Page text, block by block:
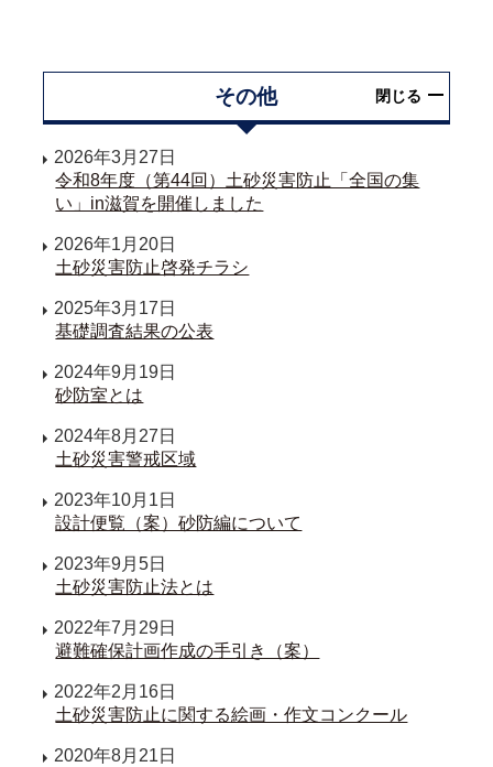
その他 閉じる
2026年3月27日
令和8年度（第44回）土砂災害防止「全国の集
い」in滋賀を開催しました
2026年1月20日
土砂災害防止啓発チラシ
2025年3月17日
基礎調査結果の公表
2024年9月19日
砂防室とは
2024年8月27日
土砂災害警戒区域
2023年10月1日
設計便覧（案）砂防編について
2023年9月5日
土砂災害防止法とは
2022年7月29日
避難確保計画作成の手引き（案）
2022年2月16日
土砂災害防止に関する絵画・作文コンクール
2020年8月21日